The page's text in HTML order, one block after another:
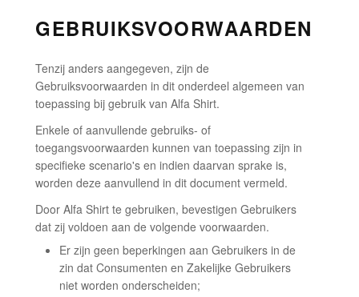
GEBRUIKSVOORWAARDEN
Tenzij anders aangegeven, zijn de
Gebruiksvoorwaarden in dit onderdeel algemeen van
toepassing bij gebruik van Alfa Shirt.
Enkele of aanvullende gebruiks- of
toegangsvoorwaarden kunnen van toepassing zijn in
specifieke scenario's en indien daarvan sprake is,
worden deze aanvullend in dit document vermeld.
Door Alfa Shirt te gebruiken, bevestigen Gebruikers
dat zij voldoen aan de volgende voorwaarden.
Er zijn geen beperkingen aan Gebruikers in de
zin dat Consumenten en Zakelijke Gebruikers
niet worden onderscheiden;